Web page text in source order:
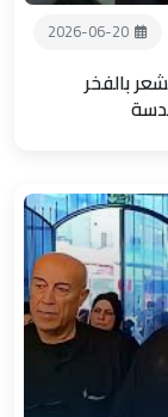
2026-06-20
بالفخر